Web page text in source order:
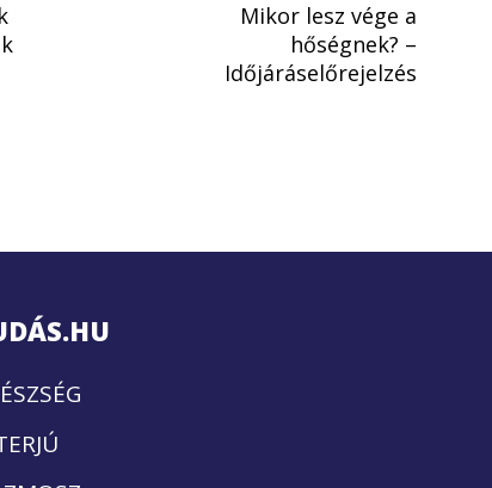
Mikor lesz vége a
hőségnek? –
Időjáráselőrejelzés